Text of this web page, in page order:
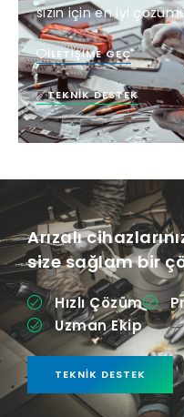
sizin için en iyi
İLETIŞIME GEÇ
TEKNIK DESTEK
Arızalı
size sağlam bir
Hızlı Çözüm
Uzman Ekip
TEKNIK DESTEK